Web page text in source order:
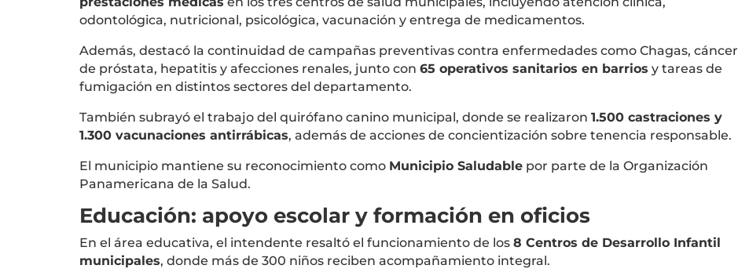
odontológica, nutricional, psicológica, vacunación y entrega de medicamentos.
Además, destacó la continuidad de campañas preventivas contra enfermedades como Chagas, cáncer
de próstata, hepatitis y afecciones renales, junto con 65 operativos sanitarios en barrios y tareas de
fumigación en distintos sectores del departamento.
También subrayó el trabajo del quirófano canino municipal, donde se realizaron 1.500 castraciones y
1.300 vacunaciones antirrábicas, además de acciones de concientización sobre tenencia responsable.
El municipio mantiene su reconocimiento como Municipio Saludablepor parte de la Organización
Panamericana de la Salud.
Educación: apoyo escolar y formación en oficios
En el área educativa, el intendente resaltó el funcionamiento de los 8 Centros de Desarrollo Infantil
municipales, donde más de 300 niños reciben acompañamiento integral.